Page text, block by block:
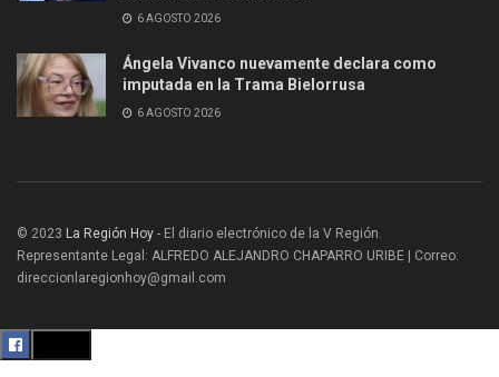
6 AGOSTO 2026
Ángela Vivanco nuevamente declara como
imputada en la Trama Bielorrusa
6 AGOSTO 2026
© 2023 La Región Hoy - El diario electrónico de la V Región.
Representante Legal: ALFREDO ALEJANDRO CHAPARRO URIBE | Correo:
direccionlaregionhoy@gmail.com